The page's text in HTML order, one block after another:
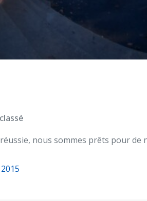
nous sommes prêts pour de